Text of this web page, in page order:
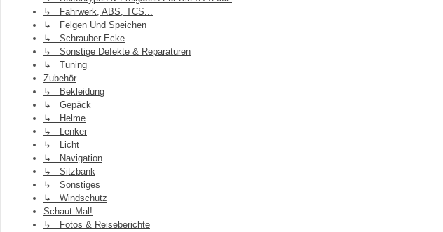
↳ Fahrwerk, ABS, TCS...
↳ Felgen Und Speichen
↳ Schrauber-Ecke
↳ Sonstige Defekte & Reparaturen
↳ Tuning
Zubehör
↳ Bekleidung
↳ Gepäck
↳ Helme
↳ Lenker
↳ Licht
↳ Navigation
↳ Sitzbank
↳ Sonstiges
↳ Windschutz
Schaut Mal!
↳ Fotos & Reiseberichte